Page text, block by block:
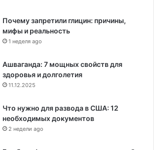
Почему запретили глицин: причины,
мифы и реальность
1 неделя ago
Ашваганда: 7 мощных свойств для
здоровья и долголетия
11.12.2025
Что нужно для развода в США: 12
необходимых документов
2 недели ago